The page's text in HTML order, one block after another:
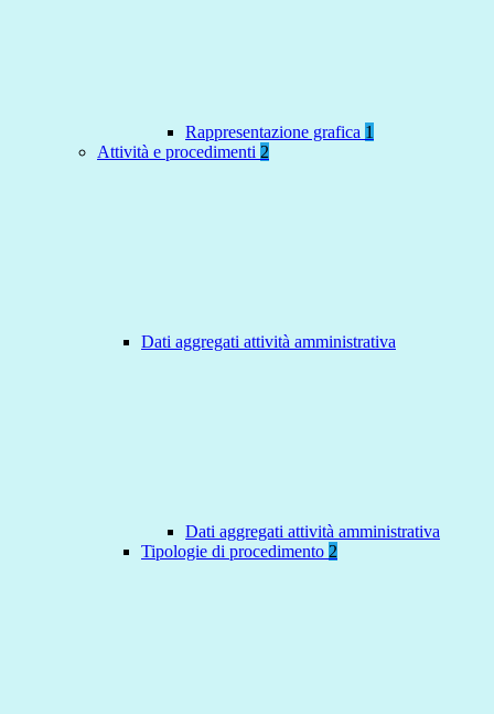
Rappresentazione grafica 1
Attività e procedimenti 2
Dati aggregati attività amministrativa
Dati aggregati attività amministrativa
Tipologie di procedimento 2